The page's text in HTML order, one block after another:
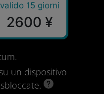
valido 15 giorni
2600 ¥
un dispositivo